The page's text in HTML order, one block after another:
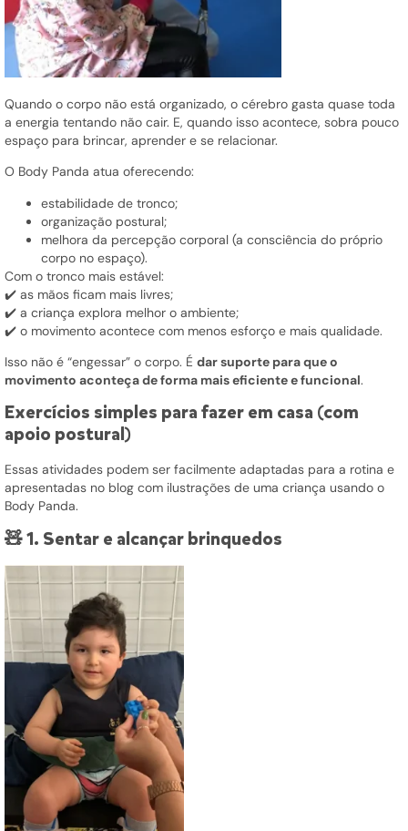
Quando o corpo não está organizado, o cérebro gasta quase toda
a energia tentando não cair. E, quando isso acontece, sobra pouco
espaço para brincar, aprender e se relacionar.
O Body Panda atua oferecendo:
estabilidade de tronco;
organização postural;
melhora da percepção corporal (a consciência do próprio
corpo no espaço).
Com o tronco mais estável:
✔️ as mãos ficam mais livres;
✔️ a criança explora melhor o ambiente;
✔️ o movimento acontece com menos esforço e mais qualidade.
Isso não é “engessar” o corpo. É dar suporte para que o
movimento aconteça de forma mais eficiente e funcional.
Exercícios simples para fazer em casa (com
apoio postural)
Essas atividades podem ser facilmente adaptadas para a rotina e
apresentadas no blog com ilustrações de uma criança usando o
Body Panda.
🧸 1. Sentar e alcançar brinquedos